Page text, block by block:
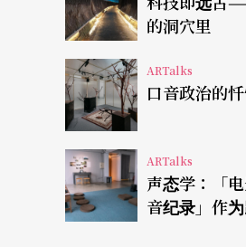
雅远渡台湾。至于记忆
紫庭饰）出任务染上疟
养大的异父异母妹妹丹
的。」便将两名女儿托
花，将种籽「磨碎熬浆
然而，小小一粒罂粟籽
的洞穴里
ARTalks
口音政治的
ARTalks
声态学：「
音纪录」作